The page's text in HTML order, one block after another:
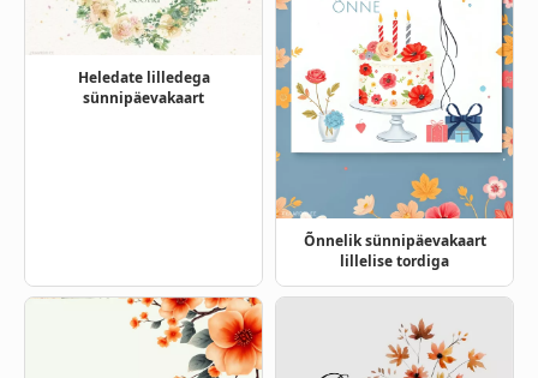
Heledate lilledega
sünnipäevakaart
Õnnelik sünnipäevakaart
lillelise tordiga